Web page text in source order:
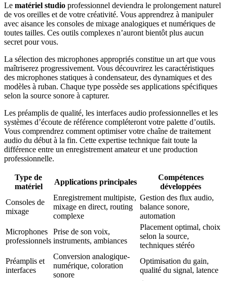
Le matériel studio professionnel deviendra le prolongement naturel
de vos oreilles et de votre créativité. Vous apprendrez à manipuler
avec aisance les consoles de mixage analogiques et numériques de
toutes tailles. Ces outils complexes n’auront bientôt plus aucun
secret pour vous.
La sélection des microphones appropriés constitue un art que vous
maîtriserez progressivement. Vous découvrirez les caractéristiques
des microphones statiques à condensateur, des dynamiques et des
modèles à ruban. Chaque type possède ses applications spécifiques
selon la source sonore à capturer.
Les préamplis de qualité, les interfaces audio professionnelles et les
systèmes d’écoute de référence compléteront votre palette d’outils.
Vous comprendrez comment optimiser votre chaîne de traitement
audio du début à la fin. Cette expertise technique fait toute la
différence entre un enregistrement amateur et une production
professionnelle.
Type de
matériel
Applications principales
Compétences
développées
Consoles de
mixage
Enregistrement multipiste,
mixage en direct, routing
complexe
Gestion des flux audio,
balance sonore,
automation
Microphones
professionnels
Prise de son voix,
instruments, ambiances
Placement optimal, choix
selon la source,
techniques stéréo
Préamplis et
interfaces
Conversion analogique-
numérique, coloration
sonore
Optimisation du gain,
qualité du signal, latence